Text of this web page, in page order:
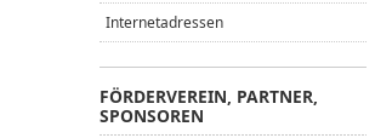
Internetadressen
FÖRDERVEREIN, PARTNER,
SPONSOREN